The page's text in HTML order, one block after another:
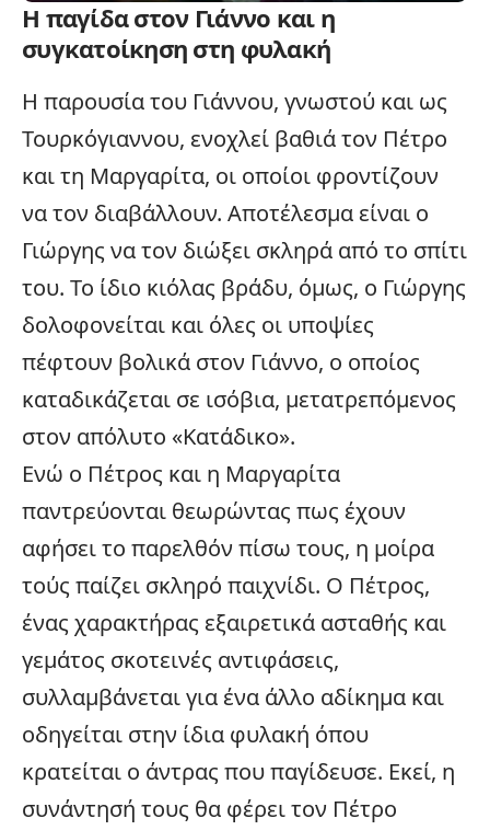
Η παγίδα στον Γιάννο και η
συγκατοίκηση στη φυλακή
Η παρουσία του Γιάννου, γνωστού και ως
Τουρκόγιαννου, ενοχλεί βαθιά τον Πέτρο
και τη Μαργαρίτα, οι οποίοι φροντίζουν
να τον διαβάλλουν. Αποτέλεσμα είναι ο
Γιώργης να τον διώξει σκληρά από το σπίτι
του. Το ίδιο κιόλας βράδυ, όμως, ο Γιώργης
δολοφονείται και όλες οι υποψίες
πέφτουν βολικά στον Γιάννο, ο οποίος
καταδικάζεται σε ισόβια, μετατρεπόμενος
στον απόλυτο «Κατάδικο».
Ενώ ο Πέτρος και η Μαργαρίτα
παντρεύονται θεωρώντας πως έχουν
αφήσει το παρελθόν πίσω τους, η μοίρα
τούς παίζει σκληρό παιχνίδι. Ο Πέτρος,
ένας χαρακτήρας εξαιρετικά ασταθής και
γεμάτος σκοτεινές αντιφάσεις,
συλλαμβάνεται για ένα άλλο αδίκημα και
οδηγείται στην ίδια φυλακή όπου
κρατείται ο άντρας που παγίδευσε. Εκεί, η
συνάντησή τους θα φέρει τον Πέτρο